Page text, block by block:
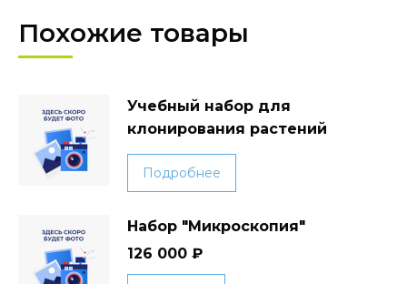
Похожие товары
Учебный набор для
клонирования растений
Подробнее
Набор "Микроскопия"
126 000 ₽